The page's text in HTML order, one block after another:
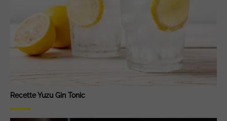
Recette Yuzu Gin Tonic